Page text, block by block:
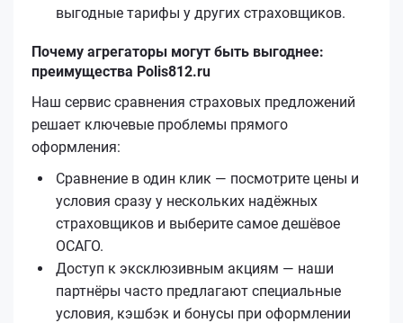
выгодные тарифы у других страховщиков.
Почему агрегаторы могут быть выгоднее:
преимущества Polis812.ru
Наш сервис сравнения страховых предложений
решает ключевые проблемы прямого
оформления:
Сравнение в один клик — посмотрите цены и
условия сразу у нескольких надёжных
страховщиков и выберите самое дешёвое
ОСАГО.
Доступ к эксклюзивным акциям — наши
партнёры часто предлагают специальные
условия, кэшбэк и бонусы при оформлении